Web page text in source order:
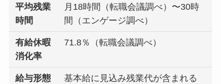
平均残業
時間
月18時間（転職会議調べ）〜30時
間（エンゲージ調べ）
有給休暇
消化率
71.8％（転職会議調べ）
給与形態
基本給に見込み残業代が含まれる